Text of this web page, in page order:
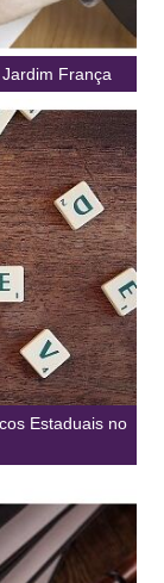
França
Estaduais no